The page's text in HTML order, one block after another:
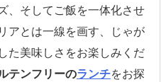
、そしてご飯を一体化させ
アとは一線を画す、じゃが
た美味しさをお楽しみくだ
テンフリーのランチをお探